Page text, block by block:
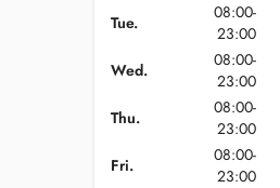
Tue.
08:00-
23:00
Wed.
08:00-
23:00
Thu.
08:00-
23:00
Fri.
08:00-
23:00